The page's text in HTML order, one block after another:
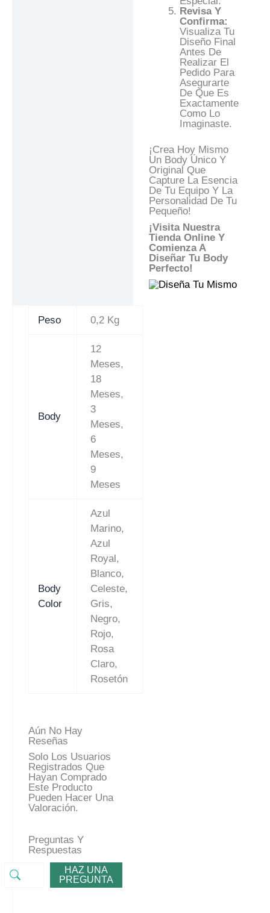
Revisa Y
Confirma:
Visualiza Tu
Diseño Final
Antes De
Realizar El
Pedido Para
Asegurarte
De Que Es
Exactamente
Como Lo
Imaginaste.
¡Crea Hoy Mismo
Un Body Único Y
Original Que
Capture La Esencia
De Tu Equipo Y La
Personalidad De Tu
Pequeño!
¡Visita Nuestra
Tienda Online Y
Comienza A
Diseñar Tu Body
Perfecto!
Peso 0,2 Kg
Body
12
Meses,
18
Meses,
3
Meses,
6
Meses,
9
Meses
Body
Color
Azul
Marino,
Azul
Royal,
Blanco,
Celeste,
Gris,
Negro,
Rojo,
Rosa
Claro,
Rosetón
Aún No Hay
Reseñas
Solo Los Usuarios
Registrados Que
Hayan Comprado
Este Producto
Pueden Hacer Una
Valoración.
Preguntas Y
Respuestas
HAZ UNA
PREGUNTA